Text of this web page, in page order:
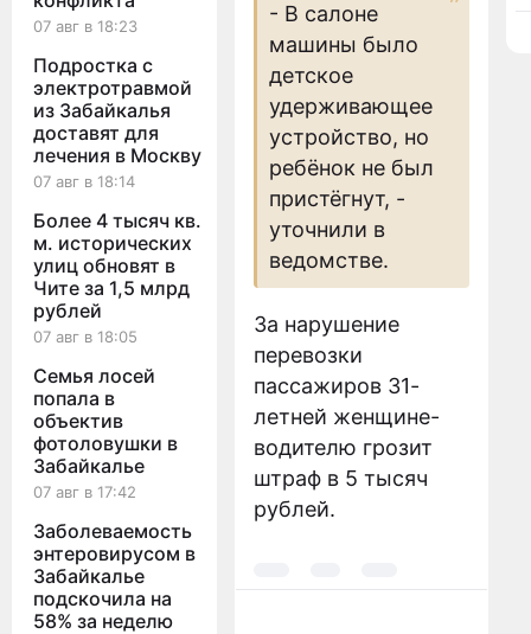
07 авг в 18:23
Подростка с
электротравмой
из Забайкалья
доставят для
лечения в Москву
07 авг в 18:14
Более 4 тысяч кв.
м. исторических
улиц обновят в
Чите за 1,5 млрд
рублей
07 авг в 18:05
Семья лосей
попала в
объектив
фотоловушки в
Забайкалье
07 авг в 17:42
Заболеваемость
энтеровирусом в
Забайкалье
подскочила на
58% за неделю
- В салоне
машины было
детское
удерживающее
устройство, но
ребёнок не был
пристёгнут, -
уточнили в
ведомстве.
За нарушение
перевозки
пассажиров 31-
летней женщине-
водителю грозит
штраф в 5 тысяч
рублей.